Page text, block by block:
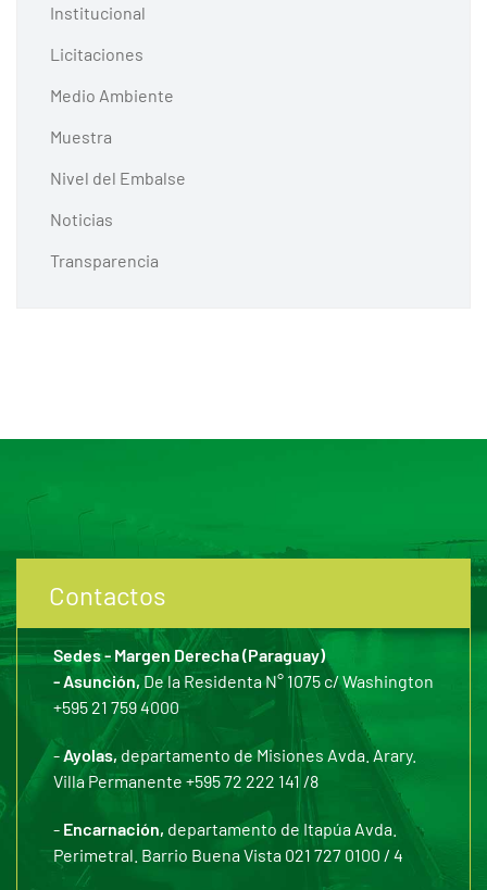
Institucional
Licitaciones
Medio Ambiente
Muestra
Nivel del Embalse
Noticias
Transparencia
Contactos
Sedes - Margen Derecha (Paraguay)
- Asunción,De la Residenta N° 1075 c/ Washington
+595 21 759 4000
- Ayolas, departamento de Misiones Avda. Arary.
Villa Permanente +595 72 222 141 /8
- Encarnación, departamento de Itapúa Avda.
Perimetral. Barrio Buena Vista 021 727 0100 / 4